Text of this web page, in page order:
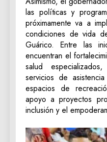
las políticas y
próximamente va a
condiciones de vida
Guárico. Entre las
encuentran el
salud
servicios de
espacios de
apoyo a proyectos
inclusión y el